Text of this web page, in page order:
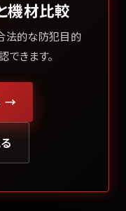
機材比較
法的な防犯目的
きます。
→